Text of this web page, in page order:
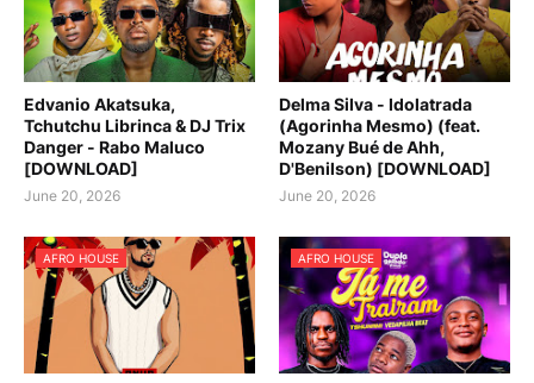
Edvanio Akatsuka,
Tchutchu Librinca & DJ Trix
Danger - Rabo Maluco
[DOWNLOAD]
June 20, 2026
Delma Silva - Idolatrada
(Agorinha Mesmo) (feat.
Mozany Bué de Ahh,
D'Benilson) [DOWNLOAD]
June 20, 2026
AFRO HOUSE AFRO HOUSE